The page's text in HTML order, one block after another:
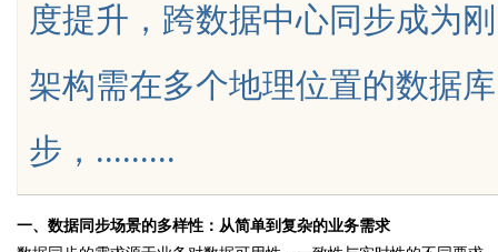
度提升，跨数据中心同步成为
架构需在多个地理位置的数据
步，.........
一、数据同步场景的多样性：从简单到复杂的业务需求